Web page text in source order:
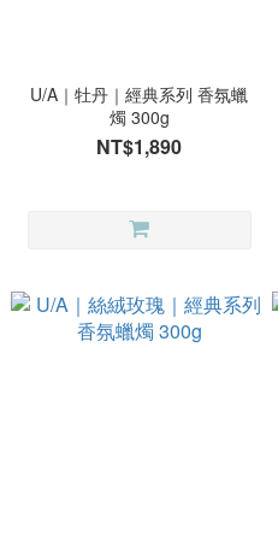
U/A｜牡丹｜經典系列 香氛蠟
燭 300g
NT$1,890